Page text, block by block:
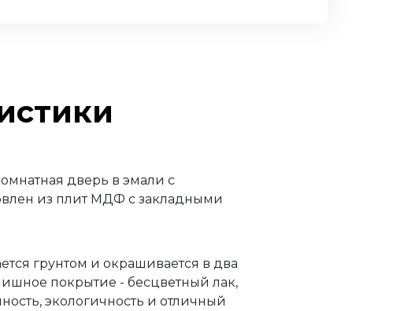
дверь в эмали с
из плит МДФ с закладными
грунтом и окрашивается в два
покрытие - бесцветный лак,
экологичность и отличный